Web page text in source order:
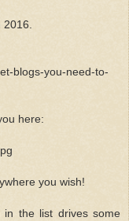
blogs-you-need-to-
here:
you wish!
in the list drives some